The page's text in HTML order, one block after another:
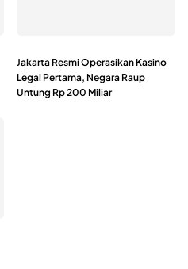
Jakarta Resmi Operasikan Kasino
Legal Pertama, Negara Raup
Untung Rp 200 Miliar